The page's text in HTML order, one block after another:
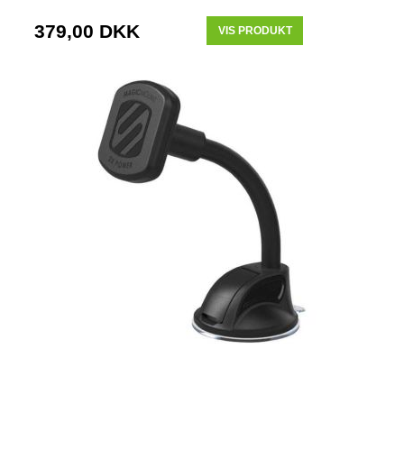
379,00 DKK VIS PRODUKT